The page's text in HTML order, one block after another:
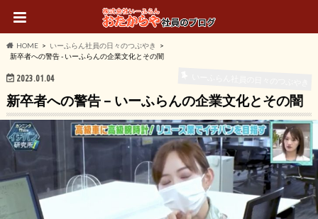
HOME
いーふらん社員の日々のつぶやき
新卒者への警告 - いーふらんの企業文化とその闇
2023.01.04
新卒者への警告 – いーふらんの企業文化とその闇